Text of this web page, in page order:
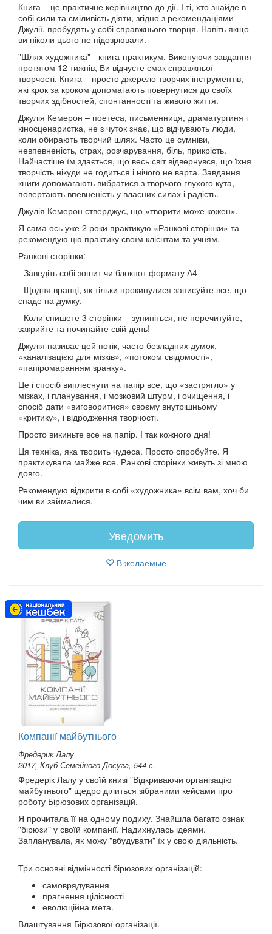
Книга – це практичне керівництво до дії. І ті, хто знайде в
собі сили та сміливість діяти, згідно з рекомендаціями
Джулії, пробудять у собі справжнього творця. Навіть якщо
ви ніколи цього не підозрювали.
"Шлях художника" - книга-практикум. Виконуючи завдання
протягом 12 тижнів, Ви відчуєте смак справжньої
творчості. Книга – просто джерело творчих інструментів,
які крок за кроком допомагають повернутися до своїх
творчих здібностей, спонтанності та живого життя.
Джулія Кемерон – поетеса, письменниця, драматургиня і
кіносценаристка, не з чуток знає, що відчувають люди,
коли обирають творчий шлях. Часто це сумніви,
невпевненість, страх, розчарування, біль, прикрість.
Найчастіше їм здається, що весь світ відвернувся, що їхня
творчість нікуди не годиться і нічого не варта. Завдання
книги допомагають вибратися з творчого глухого кута,
повертають впевненість у власних силах і радість.
Джулія Кемерон стверджує, що «творити може кожен».
Я сама ось уже 2 роки практикую «Ранкові сторінки» та
рекомендую цю практику своїм клієнтам та учням.
Ранкові сторінки:
- Заведіть собі зошит чи блокнот формату А4
- Щодня вранці, як тільки прокинулися записуйте все, що
спаде на думку.
- Коли спишете 3 сторінки – зупиніться, не перечитуйте,
закрийте та починайте свій день!
Джулія називає цей потік, часто безладних думок,
«каналізацією для мізків», «потоком свідомості»,
«папіромаранням зранку».
Це і спосіб виплеснути на папір все, що «застрягло» у
мізках, і планування, і мозковий штурм, і очищення, і
спосіб дати «виговоритися» своєму внутрішньому
«критику», і відродження творчості.
Просто викиньте все на папір. І так кожного дня!
Ця техніка, яка творить чудеса. Просто спробуйте. Я
практикувала майже все. Ранкові сторінки живуть зі мною
довго.
Рекомендую відкрити в собі «художника» всім вам, хоч би
чим ви займалися.
Уведомить
В желаемые
Компанії майбутнього
Фредерик Лалу
2017, Клуб Семейного Досуга, 544 с.
Фредерік Лалу у своїй книзі "Відкриваючи організацію
майбутнього" щедро ділиться зібраними кейсами про
роботу Бірюзових організацій.
Я прочитала її на одному подиху. Знайшла багато ознак
"бірюзи" у своїй компанії. Надихнулась ідеями.
Запланувала, як можу "вбудувати" їх у свою діяльність.
Три основні відмінності бірюзових організацій:
самоврядування
прагнення цілісності
еволюційна мета.
Влаштування Бірюзової організації.